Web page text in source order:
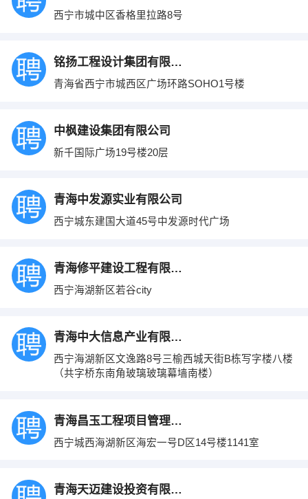
西宁市城中区香格里拉路8号
铭扬工程设计集团有限公司青海分公司
青海省西宁市城西区广场环路SOHO1号楼
中枫建设集团有限公司
新千国际广场19号楼20层
青海中发源实业有限公司
西宁城东建国大道45号中发源时代广场
青海修平建设工程有限公司
西宁海湖新区若谷city
青海中大信息产业有限公司海东分公司
西宁海湖新区文逸路8号三榆西城天街B栋写字楼八楼
（共字桥东南角玻璃玻璃幕墙南楼）
青海昌玉工程项目管理有限公司
西宁城西海湖新区海宏一号D区14号楼1141室
青海天迈建设投资有限责任公司